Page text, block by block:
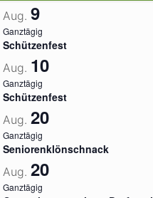
Aug. 9
Ganztägig
Schützenfest
Aug. 10
Ganztägig
Schützenfest
Aug. 20
Ganztägig
Seniorenklönschnack
Aug. 20
Ganztägig